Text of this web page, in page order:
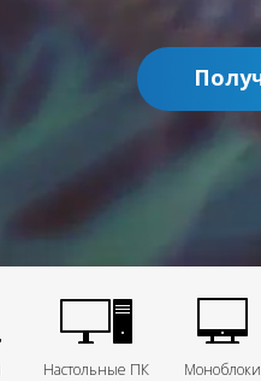
Настольные ПК Моноблоки